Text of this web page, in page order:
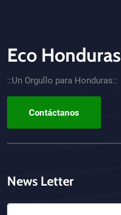
CTA - Footer
Eco Honduras
::Un Orgullo para Honduras::
Contáctanos
News Letter